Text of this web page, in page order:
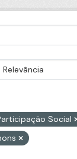
Social